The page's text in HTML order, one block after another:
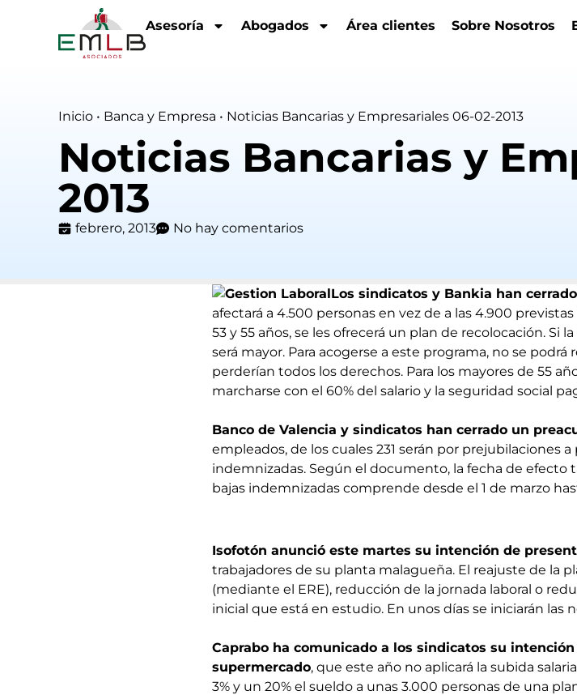
Asesoría Abogados Área clientes Sobre Nosotros
Inicio • Banca y Empresa • Noticias Bancarias y Empresariales 06-02-2013
Noticias Bancarias y
2013
febrero, 2013 No hay comentarios
Los sindicatos y Bankia han
afectará a 4.500 personas en vez de a las 4.900
53 y 55 años, se les ofrecerá un plan de recolocación. Si
será mayor. Para acogerse a este programa, no se
perderían todos los derechos. Para los mayores de 55
marcharse con el 60% del salario y la seguridad social
Banco de Valencia y sindicatos han cerrado un
empleados, de los cuales 231 serán por prejubilaciones
indemnizadas. Según el documento, la fecha de efecto
bajas indemnizadas comprende desde el 1 de marzo
Isofotón anunció este martes su intención de
trabajadores de su planta malagueña. El reajuste de la
(mediante el ERE), reducción de la jornada laboral o
inicial que está en estudio. En unos días se iniciarán las
Caprabo ha comunicado a los sindicatos su
supermercado, que este año no aplicará la subida
3% y un 20% el sueldo a unas 3.000 personas de una